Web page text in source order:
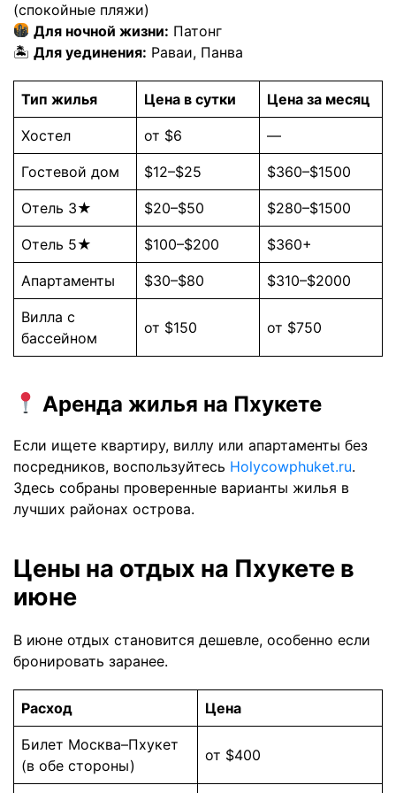
(спокойные пляжи)
Для ночной жизни: Патонг
🏝 Для уединения: Раваи, Панва
Тип жилья Цена в сутки Цена за месяц
Хостел от $6 —
Гостевой дом $12–$25 $360–$1500
Отель 3★ $20–$50 $280–$1500
Отель 5★ $100–$200 $360+
Апартаменты $30–$80 $310–$2000
Вилла с
бассейном
от $150 от $750
Аренда жилья на Пхукете
Если ищете квартиру, виллу или апартаменты без
посредников, воспользуйтесь Holycowphuket.ru.
Здесь собраны проверенные варианты жилья в
лучших районах острова.
Цены на отдых на Пхукете в
июне
В июне отдых становится дешевле, особенно если
бронировать заранее.
Расход Цена
Билет Москва–Пхукет
(в обе стороны)
от $400